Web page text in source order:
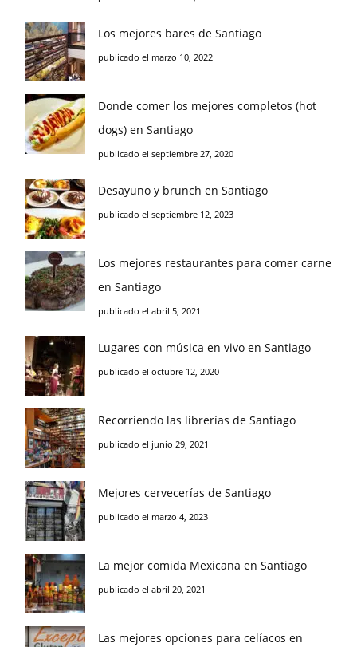
Los mejores bares de Santiago
publicado el marzo 10, 2022
Donde comer los mejores completos (hot
dogs) en Santiago
publicado el septiembre 27, 2020
Desayuno y brunch en Santiago
publicado el septiembre 12, 2023
Los mejores restaurantes para comer carne
en Santiago
publicado el abril 5, 2021
Lugares con música en vivo en Santiago
publicado el octubre 12, 2020
Recorriendo las librerías de Santiago
publicado el junio 29, 2021
Mejores cervecerías de Santiago
publicado el marzo 4, 2023
La mejor comida Mexicana en Santiago
publicado el abril 20, 2021
Las mejores opciones para celíacos en